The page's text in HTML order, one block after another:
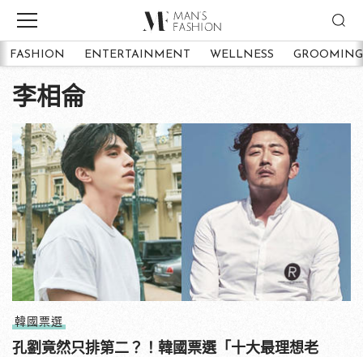
FASHION ENTERTAINMENT WELLNESS GROOMING
李相侖
韓國票選
孔劉竟然只排第二？！韓國票選「十大最理想老